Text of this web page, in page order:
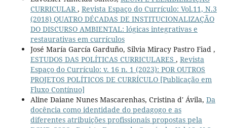
CURRICULAR , Revista Espaço do Currículo: Vol.11, N.3
(2018) QUATRO DÉCADAS DE INSTITUCIONALIZAÇÃO
DO DISCURSO AMBIENTAL: lógicas integrativas e
restaurativas em currículos
José María García Garduño, Silvia Miracy Pastro Fiad ,
ESTUDOS DAS POLÍTICAS CURRICULARES , Revista
Espaço do Currículo: v. 16 n. 1 (2023): POR OUTROS
PROJETOS POLÍTICOS DE CURRÍCULO [Publicação em
Fluxo Contínuo]
Aline Daiane Nunes Mascarenhas, Cristina d' Ávila, Da
docência como identidade do pedagogo e as
diferentes atribuições profissionais propostas pela